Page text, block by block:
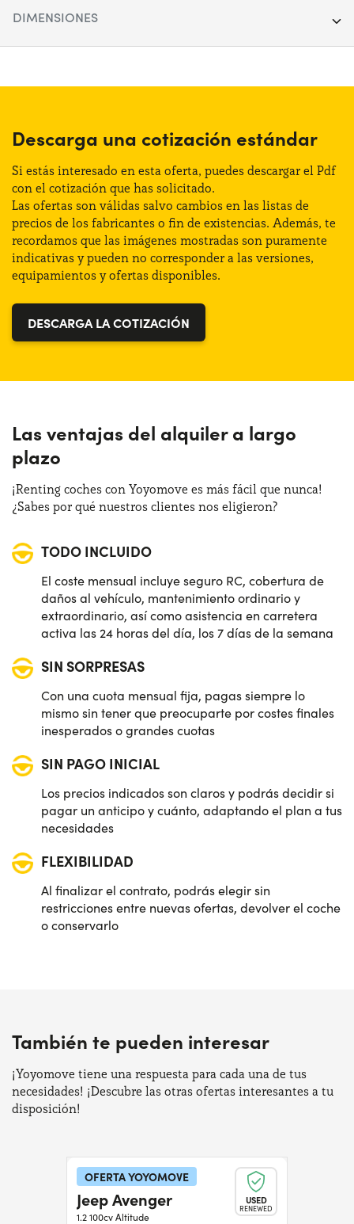
Tracción:Anterior
Plazas de estacionamiento:5
Potencia:200 CV
Distintivo:C
DIMENSIONES
Maletero (max):1600 lt
Maletero (min):530 lt
Descarga una cotización estándar
Si estás interesado en esta oferta, puedes descargar el Pdf
con el cotización que has solicitado.
Las ofertas son válidas salvo cambios en las listas de
precios de los fabricantes o fin de existencias. Además, te
recordamos que las imágenes mostradas son puramente
indicativas y pueden no corresponder a las versiones,
equipamientos y ofertas disponibles.
DESCARGA LA COTIZACIÓN
Las ventajas del alquiler a largo
plazo
¡Renting coches con Yoyomove es más fácil que nunca!
¿Sabes por qué nuestros clientes nos eligieron?
TODO INCLUIDO
El coste mensual incluye seguro RC, cobertura de
daños al vehículo, mantenimiento ordinario y
extraordinario, así como asistencia en carretera
activa las 24 horas del día, los 7 días de la semana
SIN SORPRESAS
Con una cuota mensual fija, pagas siempre lo
mismo sin tener que preocuparte por costes finales
inesperados o grandes cuotas
SIN PAGO INICIAL
Los precios indicados son claros y podrás decidir si
pagar un anticipo y cuánto, adaptando el plan a tus
necesidades
FLEXIBILIDAD
Al finalizar el contrato, podrás elegir sin
restricciones entre nuevas ofertas, devolver el coche
o conservarlo
También te pueden interesar
¡Yoyomove tiene una respuesta para cada una de tus
necesidades! ¡Descubre las otras ofertas interesantes a tu
disposición!
OFERTA YOYOMOVE
USED
RENEWED
Jeep Avenger
1.2 100cv Altitude